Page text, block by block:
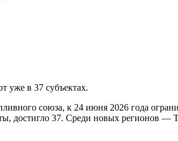
уже в 37 субъектах.
союза, к 24 июня 2026 года
достигло 37. Среди новых регионов —